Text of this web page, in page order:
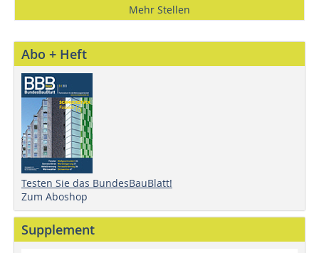
Mehr Stellen
Abo + Heft
Testen Sie das BundesBauBlatt!
Zum Aboshop
Supplement